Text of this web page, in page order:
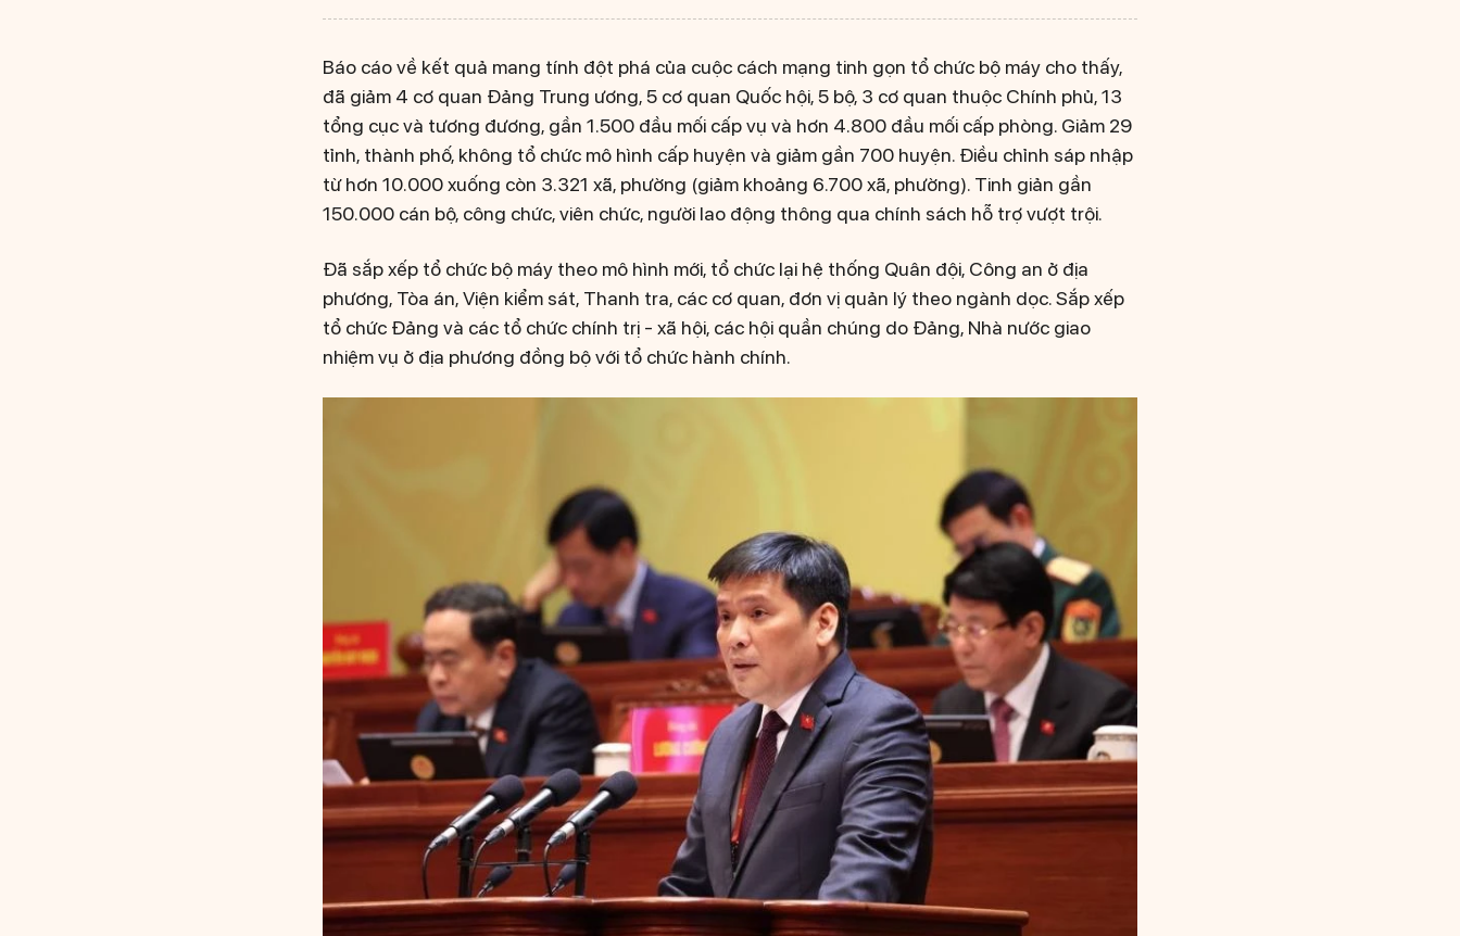
Báo cáo về kết quả mang tính đột phá của cuộc cách mạng tinh gọn tổ chức bộ máy cho thấy,
đã giảm 4 cơ quan Đảng Trung ương, 5 cơ quan Quốc hội, 5 bộ, 3 cơ quan thuộc Chính phủ, 13
tổng cục và tương đương, gần 1.500 đầu mối cấp vụ và hơn 4.800 đầu mối cấp phòng. Giảm 29
tỉnh, thành phố, không tổ chức mô hình cấp huyện và giảm gần 700 huyện. Điều chỉnh sáp nhập
từ hơn 10.000 xuống còn 3.321 xã, phường (giảm khoảng 6.700 xã, phường). Tinh giản gần
150.000 cán bộ, công chức, viên chức, người lao động thông qua chính sách hỗ trợ vượt trội.
Đã sắp xếp tổ chức bộ máy theo mô hình mới, tổ chức lại hệ thống Quân đội, Công an ở địa
phương, Tòa án, Viện kiểm sát, Thanh tra, các cơ quan, đơn vị quản lý theo ngành dọc. Sắp xếp
tổ chức Đảng và các tổ chức chính trị - xã hội, các hội quần chúng do Đảng, Nhà nước giao
nhiệm vụ ở địa phương đồng bộ với tổ chức hành chính.